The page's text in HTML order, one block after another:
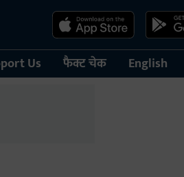
Us फैक्ट चेक English